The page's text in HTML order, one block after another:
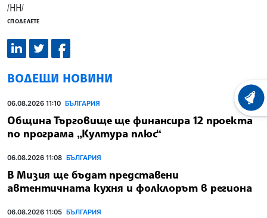
/НН/
СПОДЕЛЕТЕ
ВОДЕЩИ НОВИНИ
06.08.2026 11:10 БЪЛГАРИЯ
Община Търговище ще финансира 12 проекта
по програма „Култура плюс“
06.08.2026 11:08 БЪЛГАРИЯ
В Мизия ще бъдат представени
автентичната кухня и фолклорът в региона
06.08.2026 11:05 БЪЛГАРИЯ